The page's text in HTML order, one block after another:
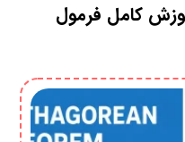
کامل فرمول